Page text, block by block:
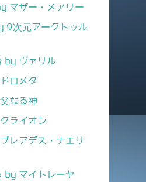
マザー・メアリー
9次元アークトゥル
by ヴァリル
ロメダ
なる神
ライオン
レアデス・ナエリ
by マイトレーヤ